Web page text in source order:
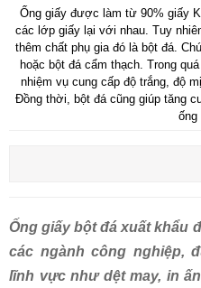
Ống giấy được làm từ 90% giấy
các lớp giấy lại với nhau. Tuy
thêm chất phụ gia đó là bột đá.
hoặc bột đá cẩm thạch. Trong
nhiệm vụ cung cấp độ trắng, độ
Đồng thời, bột đá cũng giúp tăng
ống
Ống giấy bột đá xuất khẩu
các ngành công nghiệp,
lĩnh vực như dệt may, in